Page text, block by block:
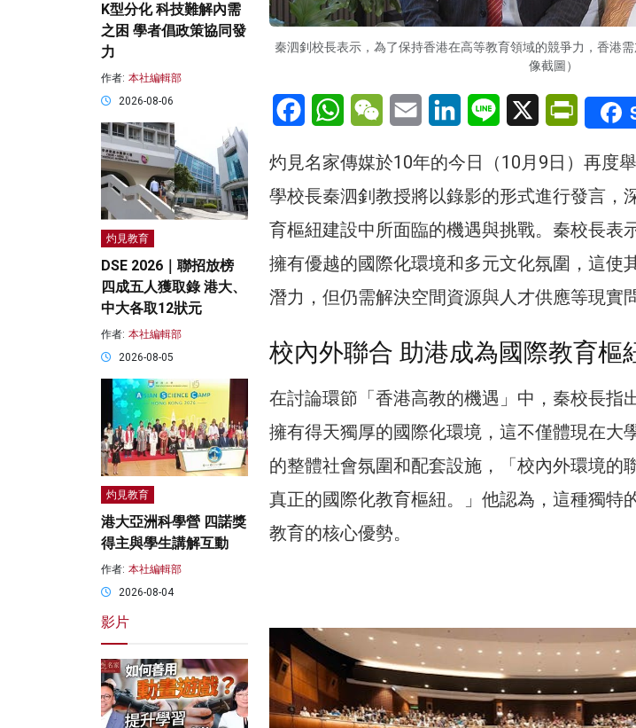
秦泗釗校長表示，為了保持香港在高等教育領域的競爭力，香港
像截圖）
FacebookWhatsAppWeChatEmail LinkedInLine X
灼見名家傳媒於10年的今日（10月9日）再度
學校長秦泗釗教授將以錄影的形式進行發言，
育樞紐建設中所面臨的機遇與挑戰。秦校長表
擁有優越的國際化環境和多元文化氛圍，這使
潛力，但仍需解決空間資源與人才供應等現實問
校內外聯合 助港成為國際教育樞
在討論環節「香港高教的機遇」中，秦校長指
擁有得天獨厚的國際化環境，這不僅體現在大
的整體社會氛圍和配套設施，「校內外環境的
真正的國際化教育樞紐。」他認為，這種獨特
教育的核心優勢。
K型分化 科技難解內需
之困 學者倡政策協同發
力
作者: 本社編輯部
2026-08-06
灼見教育
DSE 2026｜聯招放榜
四成五人獲取錄 港大、
中大各取12狀元
作者: 本社編輯部
2026-08-05
灼見教育
港大亞洲科學營 四諾獎
得主與學生講解互動
作者: 本社編輯部
2026-08-04
影片